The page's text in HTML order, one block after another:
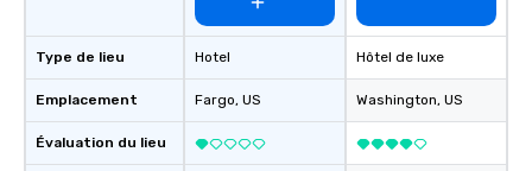
Type de lieu
Emplacement
Évaluation du lieu
Hotel
Fargo, US
Hôtel de luxe
Washington, US